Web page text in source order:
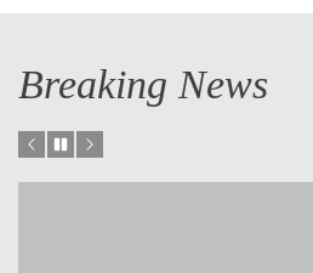
Breaking News